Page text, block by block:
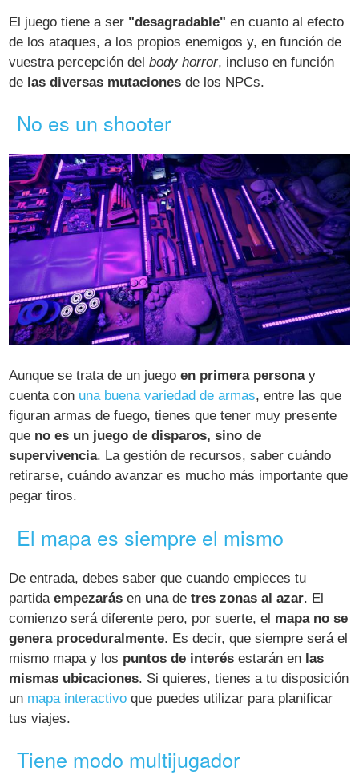
El juego tiene a ser "desagradable" en cuanto al efecto
de los ataques, a los propios enemigos y, en función de
vuestra percepción delbody horror, incluso en función
de las diversas mutaciones de los NPCs.
No es un shooter
Aunque se trata de un juegoen primera personay
cuenta con una buena variedad de armas, entre las que
figuran armas de fuego, tienes que tener muy presente
que no es un juego de disparos, sino de
supervivencia. La gestión de recursos, saber cuándo
retirarse, cuándo avanzar es mucho más importante que
pegar tiros.
El mapa es siempre el mismo
De entrada, debes saber que cuando empieces tu
partidaempezarás en unadetres zonas al azar. El
comienzo será diferente pero, por suerte, el mapa no se
genera proceduralmente. Es decir, que siempre será el
mismo mapa y los puntos de interés estarán en las
mismas ubicaciones. Si quieres, tienes a tu disposición
un mapa interactivo que puedes utilizar para planificar
tus viajes.
Tiene modo multijugador